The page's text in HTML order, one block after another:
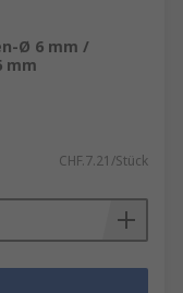
Ø 6 mm /
mm
CHF.7.21/Stück